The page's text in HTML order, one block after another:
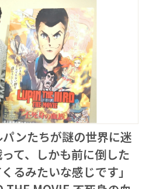
ンたちが謎の世界に迷
て、しかも前に倒した
るみたいな感じです」